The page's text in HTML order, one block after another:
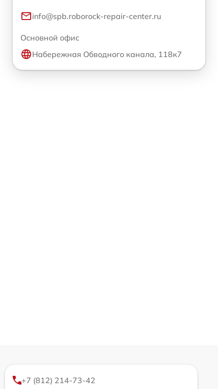
info@spb.roborock-repair-center.ru
Основной офис
Набережная Обводного канала, 118к7
+7 (812) 214-73-42